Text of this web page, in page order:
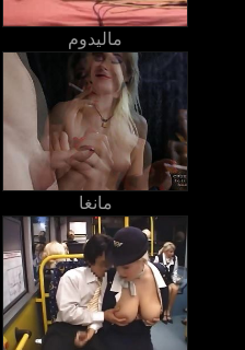
ماليدوم
مانغا